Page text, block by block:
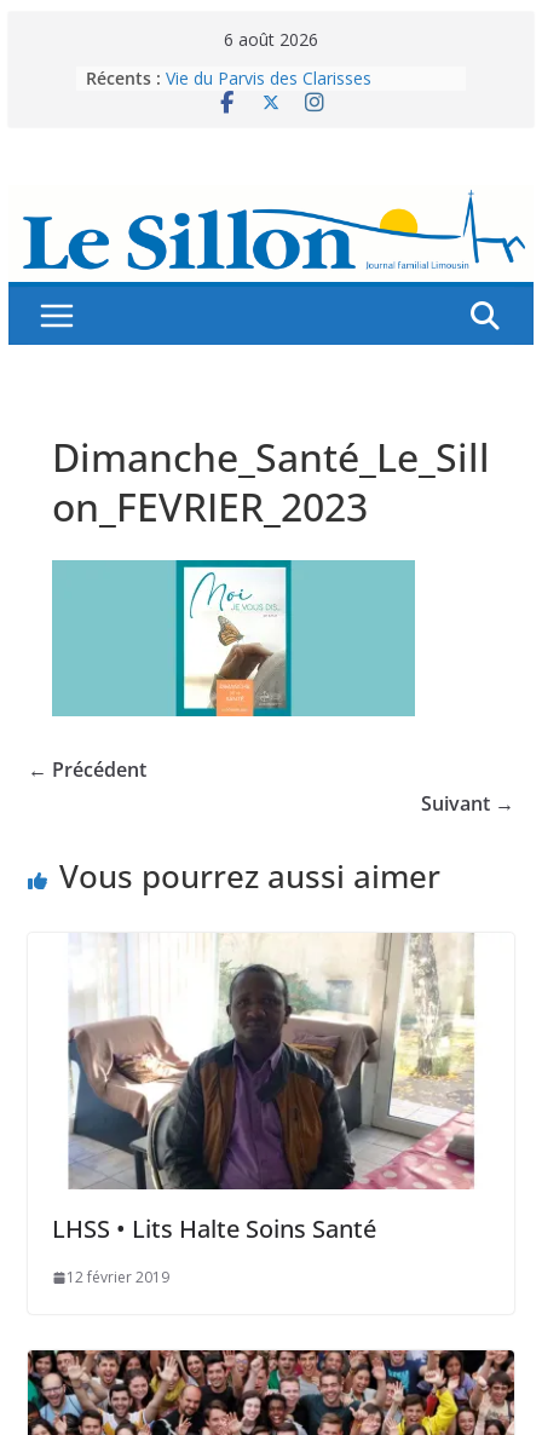
6 août 2026
Récents : Vie du Parvis des Clarisses
La brochure « Des vacances
Splendeurs murales de nos églises
Abonnez-vous ! Réabonnez-vous !
Dimanche_Santé_Le_Sill
on_FEVRIER_2023
← Précédent
Suivant →
Vous pourrez aussi aimer
LHSS • Lits Halte Soins Santé
12 février 2019